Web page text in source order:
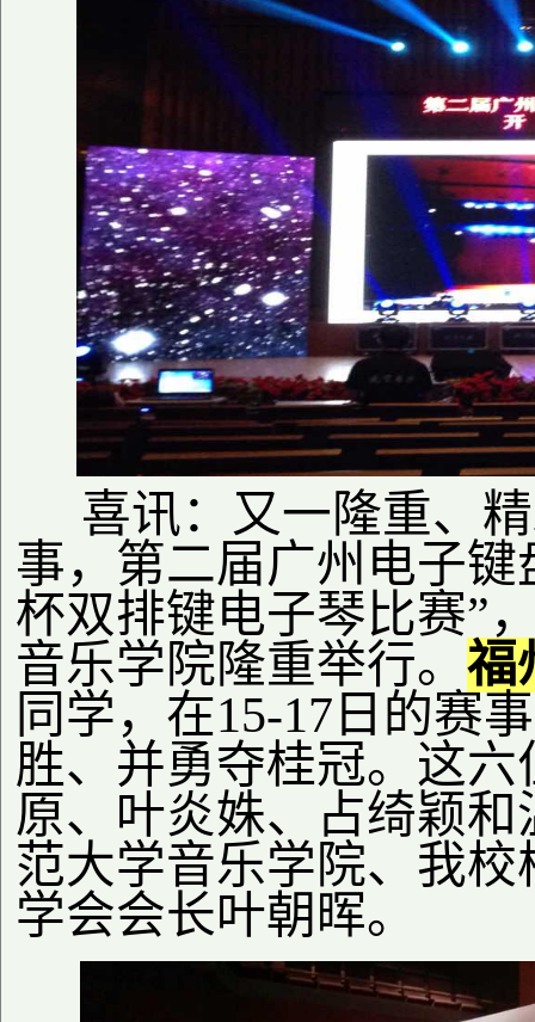
喜讯：又一隆重、精
事，第二届广州电子键
杯双排键电子琴比赛”
音乐学院隆重举行。 福
同学，在15-17日的赛
胜、并勇夺桂冠。这
原、叶炎姝、占绮颖
范大学音乐学院、我
学会会长叶朝晖。